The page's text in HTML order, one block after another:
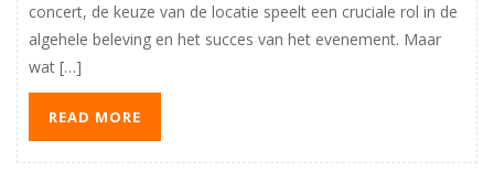
concert, de keuze van de locatie speelt een cruciale rol in de
algehele beleving en het succes van het evenement. Maar
wat […]
READ MORE